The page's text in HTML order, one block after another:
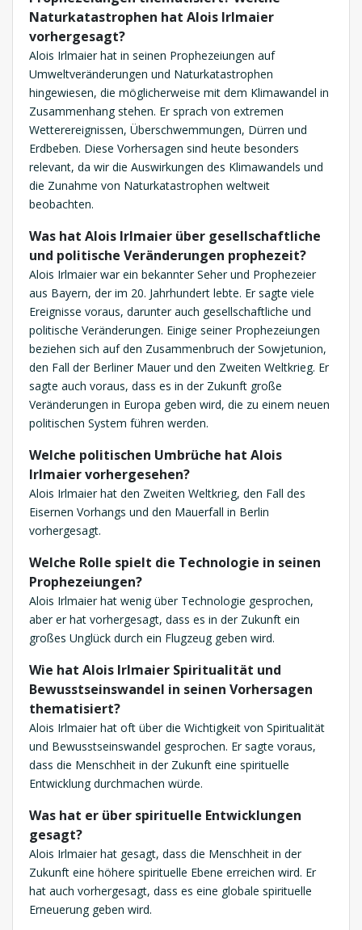
Naturkatastrophen hat Alois Irlmaier
vorhergesagt?
Alois Irlmaier hat in seinen Prophezeiungen auf
Umweltveränderungen und Naturkatastrophen
hingewiesen, die möglicherweise mit dem Klimawandel in
Zusammenhang stehen. Er sprach von extremen
Wetterereignissen, Überschwemmungen, Dürren und
Erdbeben. Diese Vorhersagen sind heute besonders
relevant, da wir die Auswirkungen des Klimawandels und
die Zunahme von Naturkatastrophen weltweit
beobachten.
Was hat Alois Irlmaier über gesellschaftliche
und politische Veränderungen prophezeit?
Alois Irlmaier war ein bekannter Seher und Prophezeier
aus Bayern, der im 20. Jahrhundert lebte. Er sagte viele
Ereignisse voraus, darunter auch gesellschaftliche und
politische Veränderungen. Einige seiner Prophezeiungen
beziehen sich auf den Zusammenbruch der Sowjetunion,
den Fall der Berliner Mauer und den Zweiten Weltkrieg. Er
sagte auch voraus, dass es in der Zukunft große
Veränderungen in Europa geben wird, die zu einem neuen
politischen System führen werden.
Welche politischen Umbrüche hat Alois
Irlmaier vorhergesehen?
Alois Irlmaier hat den Zweiten Weltkrieg, den Fall des
Eisernen Vorhangs und den Mauerfall in Berlin
vorhergesagt.
Welche Rolle spielt die Technologie in seinen
Prophezeiungen?
Alois Irlmaier hat wenig über Technologie gesprochen,
aber er hat vorhergesagt, dass es in der Zukunft ein
großes Unglück durch ein Flugzeug geben wird.
Wie hat Alois Irlmaier Spiritualität und
Bewusstseinswandel in seinen Vorhersagen
thematisiert?
Alois Irlmaier hat oft über die Wichtigkeit von Spiritualität
und Bewusstseinswandel gesprochen. Er sagte voraus,
dass die Menschheit in der Zukunft eine spirituelle
Entwicklung durchmachen würde.
Was hat er über spirituelle Entwicklungen
gesagt?
Alois Irlmaier hat gesagt, dass die Menschheit in der
Zukunft eine höhere spirituelle Ebene erreichen wird. Er
hat auch vorhergesagt, dass es eine globale spirituelle
Erneuerung geben wird.